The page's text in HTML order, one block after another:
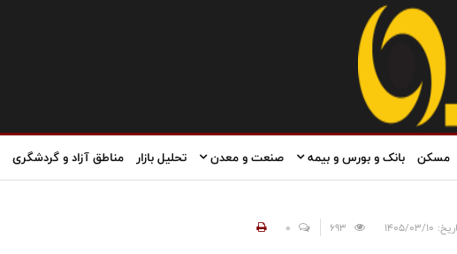
مسکن بانک و بورس و بیمه صنعت و معدن تحلیل بازار مناطق آزاد و گردشگری
0